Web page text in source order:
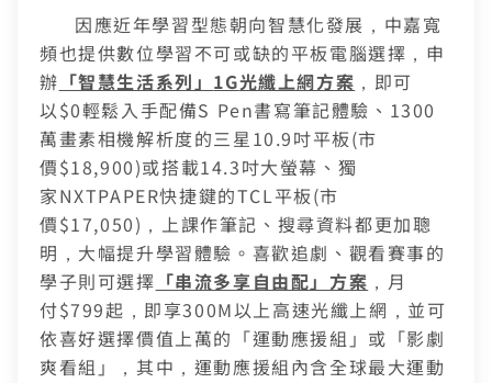
因應近年學習型態朝向智慧化發展，中嘉寬
頻也提供數位學習不可或缺的平板電腦選擇，申
辦 「智慧生活系列」 1G光纖上網方案 ，即可
以$0輕鬆入手配備S Pen書寫筆記體驗、 1300
萬畫素相機解析度的三星10.9吋平板(市
價$18,900)或搭載14.3吋大螢幕、獨
家NXTPAPER快捷鍵的TCL平板(市
價$17,050) ，上課作筆記、搜尋資料都更加聰
明，大幅提升學習體驗。喜歡追劇、觀看賽事的
學子則可選擇 「串流多享自由配」方案 ，月
付$799起，即享300M以上高速光纖上網，並可
依喜好選擇價值上萬的「運動應援組」或「影劇
爽看組」，其中，運動應援組內含全球最大運動
訂單聯絡電話
驗證碼
登入
中嘉會員登入
驗證碼
登入
訪客查詢帳單繳費
合作業者客戶發票查詢
合約剩餘6個月內才可進行續約，如要選購更多元豐富的
服務，歡迎前往加值服務訂購。
如對續約有任何問題，前往專人與我聯繫
返回前頁
前往加值服務
您的區域符合光紀元（光纖到府申辦資格），可
享有相同價格的最高品質網路服務
前往申辦
您的居住區域不支援所選速率、請重新選擇
如有疑問請洽詢服務專線 412-8811(手機請加區
碼)
我知道了
我知道了
頁面將會轉導至「財政部電子發票整合服務平台」進行
發票載具歸戶作業
取消
去歸戶
區域臨時維修
你的裝機區域正在進行臨時維修，若你裝置所遇到的問題無
法獲得解決，請前往線上留言留下資料。
了解並關閉
線上留言
查無行動電話資料，請先至『用戶資料變更』補上行動電話
資料後，再進行簡訊帳單申請
取消
變更資料
我知道了
中嘉寬頻LINE好友募集中
加入好友並完成手機綁定，​
即享專屬綁定優惠好禮！​
【專屬服務】
查詢帳單、線上繳費
智能客服、障礙報修
掃描QR Code完成手機綁定！
LINE 對話框輸入「綁定贈好禮」
或等待系統自動發送的訊息
點選「點我完成手機綁定」
好禮將於 7 日後發送給您！
【專屬服務】
查詢帳單、線上繳費
智能客服、障礙報修